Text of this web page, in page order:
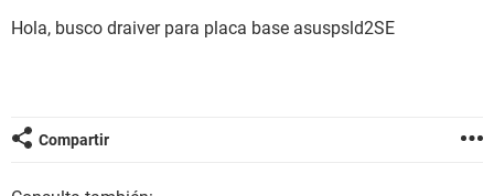
Hola, busco draiver para placa base asuspsld2SE
Compartir